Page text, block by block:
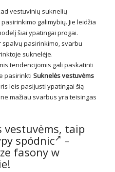
vestuvinių suknelių
galimybių. Jie leidžia
šiai ypatingai progai.
pasirinkimo, svarbu
suknelėje.
tendencijomis gali paskatinti
pasirinkti Suknelės vestuvėms
leis pasijusti ypatingai šią
mažiau svarbus yra teisingas
vestuvėms, taip
spódnic
–
fasony w